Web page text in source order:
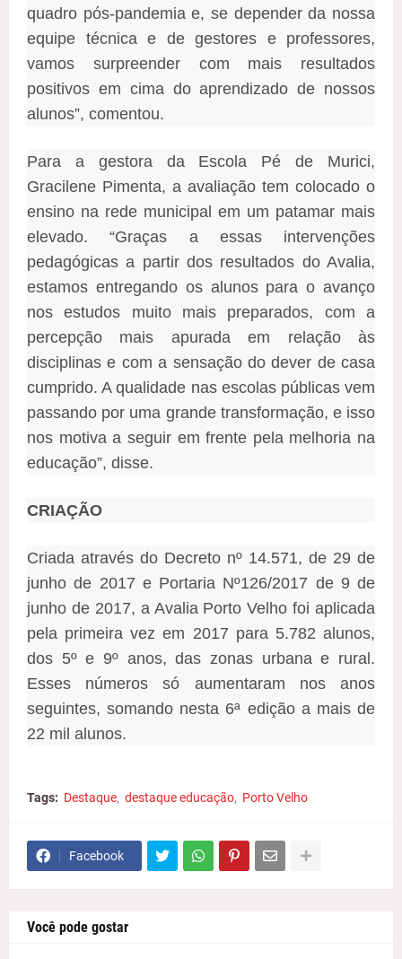
quadro pós-pandemia e, se depender da nossa
equipe técnica e de gestores e professores,
vamos surpreender com mais resultados
positivos em cima do aprendizado de nossos
alunos”, comentou.
Para a gestora da Escola Pé de Murici,
Gracilene Pimenta, a avaliação tem colocado o
ensino na rede municipal em um patamar mais
elevado. “Graças a essas intervenções
pedagógicas a partir dos resultados do Avalia,
estamos entregando os alunos para o avanço
nos estudos muito mais preparados, com a
percepção mais apurada em relação às
disciplinas e com a sensação do dever de casa
cumprido. A qualidade nas escolas públicas vem
passando por uma grande transformação, e isso
nos motiva a seguir em frente pela melhoria na
educação”, disse.
CRIAÇÃO
Criada através do Decreto nº 14.571, de 29 de
junho de 2017 e Portaria Nº126/2017 de 9 de
junho de 2017, a Avalia Porto Velho foi aplicada
pela primeira vez em 2017 para 5.782 alunos,
dos 5º e 9º anos, das zonas urbana e rural.
Esses números só aumentaram nos anos
seguintes, somando nesta 6ª edição a mais de
22 mil alunos.
Tags: Destaque destaque educação Porto Velho
Facebook
Você pode gostar